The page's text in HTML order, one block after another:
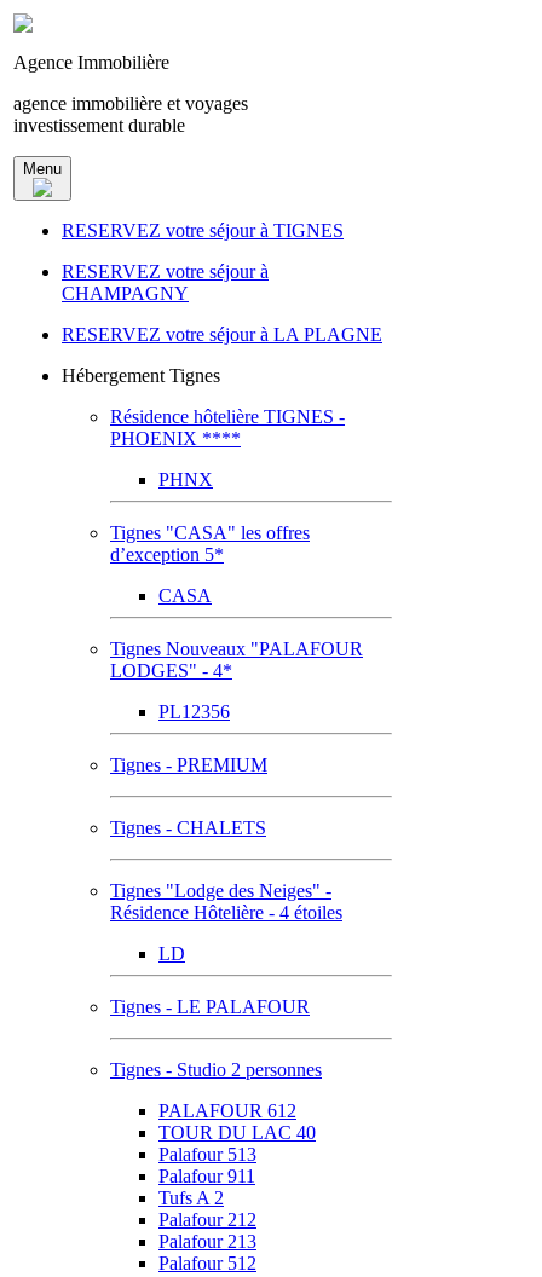
Agence Immobilière
agence immobilière et voyages
investissement durable
Menu
RESERVEZ votre séjour à TIGNES
RESERVEZ votre séjour à
CHAMPAGNY
RESERVEZ votre séjour à LA PLAGNE
Hébergement Tignes
Résidence hôtelière TIGNES -
PHOENIX ****
PHNX
Tignes "CASA" les offres
d’exception 5*
CASA
Tignes Nouveaux "PALAFOUR
LODGES" - 4*
PL12356
Tignes - PREMIUM
Tignes - CHALETS
Tignes "Lodge des Neiges" -
Résidence Hôtelière - 4 étoiles
LD
Tignes - LE PALAFOUR
Tignes - Studio 2 personnes
PALAFOUR 612
TOUR DU LAC 40
Palafour 513
Palafour 911
Tufs A 2
Palafour 212
Palafour 213
Palafour 512